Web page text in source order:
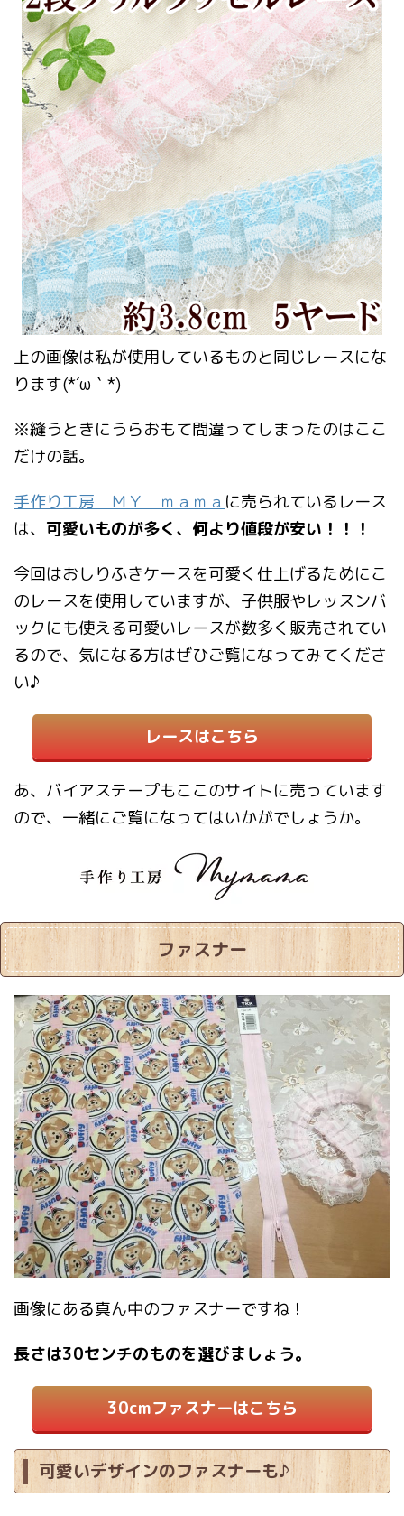
上の画像は私が使用しているものと同じレースにな
ります(*´ω｀*)
※縫うときにうらおもて間違ってしまったのはここ
だけの話。
手作り工房 ＭＹ ｍａｍａ に売られているレース
は、 可愛いものが多く、何より値段が安い！！！
今回はおしりふきケースを可愛く仕上げるためにこ
のレースを使用していますが、子供服やレッスンバ
ックにも使える可愛いレースが数多く販売されてい
るので、気になる方はぜひご覧になってみてくださ
い♪
レースはこちら
あ、バイアステープもここのサイトに売っています
ので、一緒にご覧になってはいかがでしょうか。
ファスナー
画像にある真ん中のファスナーですね！
長さは30センチのものを選びましょう。
30cmファスナーはこちら
可愛いデザインのファスナーも♪